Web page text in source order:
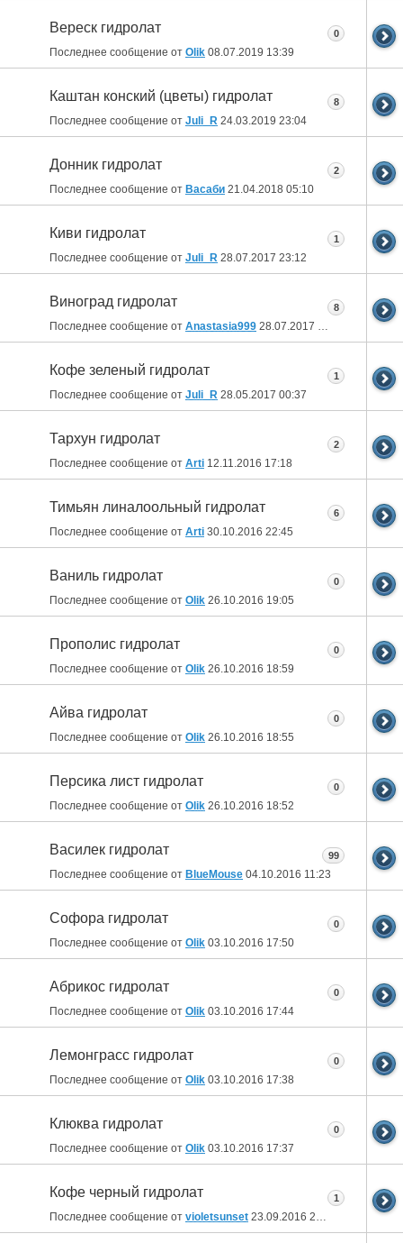
Вереск гидролат
Последнее сообщение от Olik 08.07.2019 13:39
0
Каштан конский (цветы) гидролат
Последнее сообщение от Juli_R 24.03.2019 23:04
8
Донник гидролат
Последнее сообщение от Васаби 21.04.2018 05:10
2
Киви гидролат
Последнее сообщение от Juli_R 28.07.2017 23:12
1
Виноград гидролат
Последнее сообщение от Anastasia999 28.07.2017
8
Кофе зеленый гидролат
Последнее сообщение от Juli_R 28.05.2017 00:37
1
Тархун гидролат
Последнее сообщение от Arti 12.11.2016 17:18
2
Тимьян линалоольный гидролат
Последнее сообщение от Arti 30.10.2016 22:45
6
Ваниль гидролат
Последнее сообщение от Olik 26.10.2016 19:05
0
Прополис гидролат
Последнее сообщение от Olik 26.10.2016 18:59
0
Айва гидролат
Последнее сообщение от Olik 26.10.2016 18:55
0
Персика лист гидролат
Последнее сообщение от Olik 26.10.2016 18:52
0
Василек гидролат
Последнее сообщение от BlueMouse 04.10.2016 11:23
99
Софора гидролат
Последнее сообщение от Olik 03.10.2016 17:50
0
Абрикос гидролат
Последнее сообщение от Olik 03.10.2016 17:44
0
Лемонграсс гидролат
Последнее сообщение от Olik 03.10.2016 17:38
0
Клюква гидролат
Последнее сообщение от Olik 03.10.2016 17:37
0
Кофе черный гидролат
Последнее сообщение от violetsunset 23.09.2016 21:07
1